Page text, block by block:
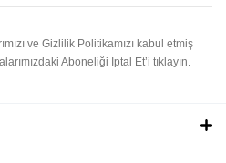
ve Gizlilik Politikamızı kabul etmiş
Aboneliği İptal Et’i tıklayın.